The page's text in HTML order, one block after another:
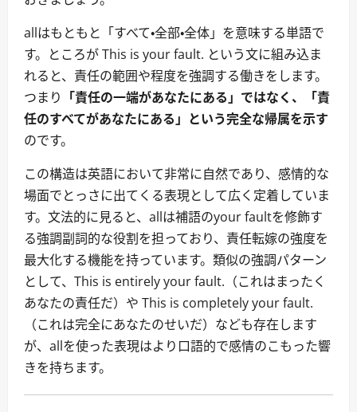
allはもともと「すべて・全部・全体」を意味する単語で
す。ところが This is your fault. という文に組み込ま
れると、責任の範囲や程度を強調する働きをします。
つまり 「責任の一端があなたにある」ではなく、「責
任のすべてがあなたにある」という完全な帰属を示す
のです。
この構造は英語において非常に自然であり、感情的な
場面でとっさに出てくる表現として広く定着していま
す。文法的に見ると、allは補語のyour faultを修飾す
る強調副詞的な役割を担っており、責任転嫁の強度を
最大化する機能を持っています。類似の強調パターン
として、This is entirely your fault.（これはまったく
あなたの責任だ）や This is completely your fault.
（これは完全にあなたのせいだ）なども存在します
が、allを使った表現はより口語的で感情のこもった響
きを持ちます。